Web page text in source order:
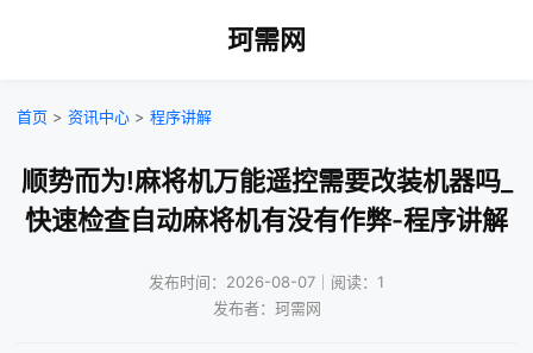
珂需网
首页 > 资讯中心 > 程序讲解
顺势而为!麻将机万能遥控需要改装机器吗_
快速检查自动麻将机有没有作弊-程序讲解
发布时间：2026-08-07｜阅读：1
发布者：珂需网